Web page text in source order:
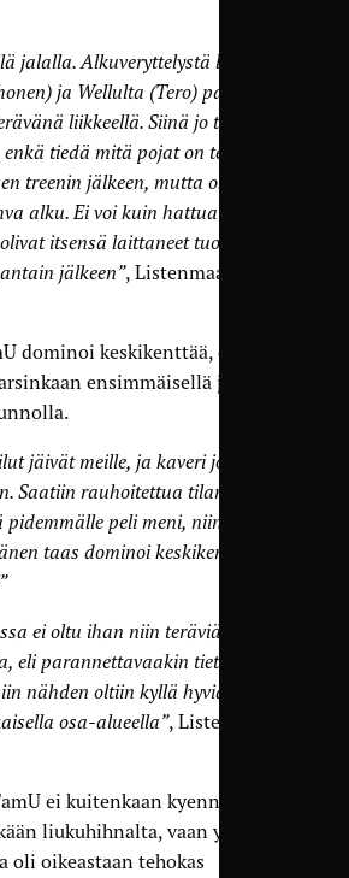
jalalla. Alkuveryttelystä lähtien
ja Wellulta (Tero) palautetta,
liikkeellä. Siinä jo tuli tosi
tiedä mitä pojat on tehneet
treenin jälkeen, mutta oli kyllä
alku. Ei voi kuin hattua nostaa
itsensä laittaneet tuollaiseen
jälkeen”, Listenmaa
dominoi keskikenttää, eikä
ensimmäisellä jaksolla
jäivät meille, ja kaveri joutui
Saatiin rauhoitettua tilanteet ja
peli meni, niin
taas dominoi keskikenttää
ei oltu ihan niin teräviä kuin
eli parannettavaakin tietenkin jäi.
nähden oltiin kyllä hyviä ihan
osa-alueella”, Listenmaa
ei kuitenkaan kyennyt
liukuhihnalta, vaan yksi
oli oikeastaan tehokas